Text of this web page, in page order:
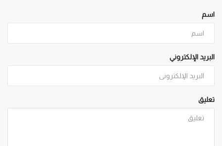
اسم
البريد الإلكتروني
تعليق